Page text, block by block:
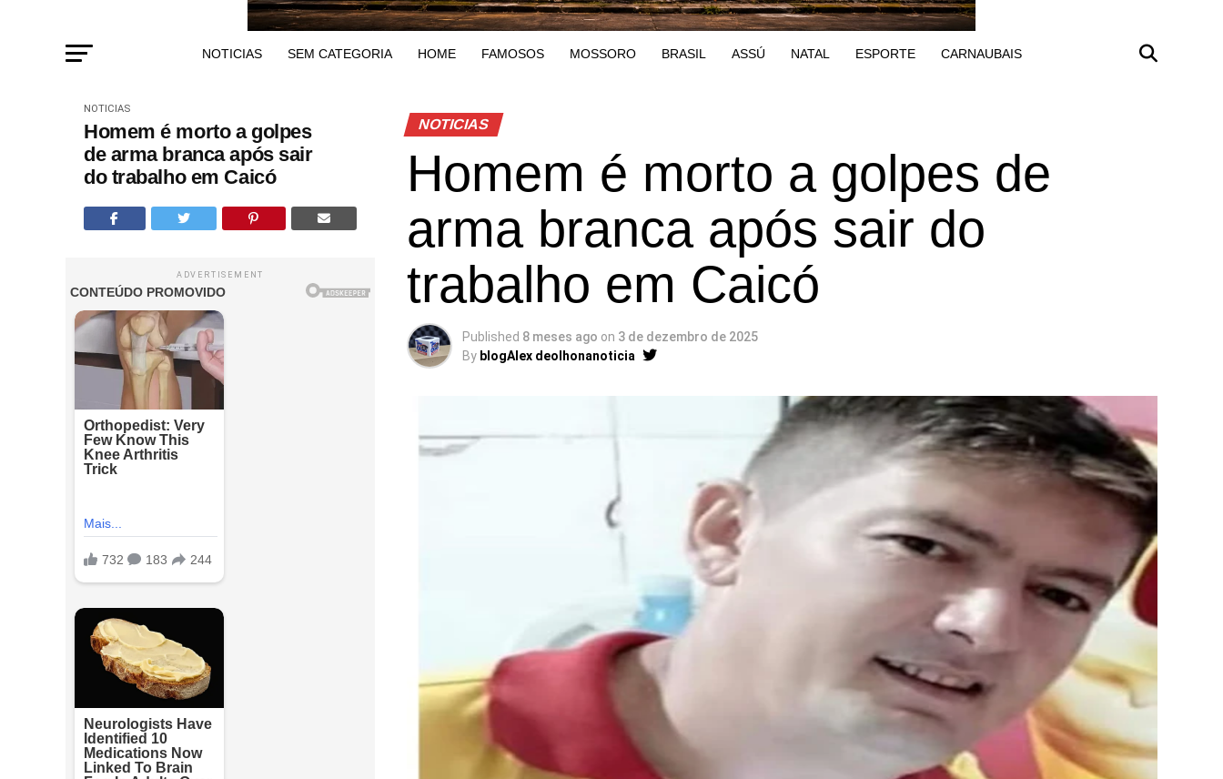
NOTICIAS SEM CATEGORIA HOME FAMOSOS MOSSORO BRASIL ASSÚ NATAL ESPORTE CARNAUBAIS
NOTICIAS
Homem é morto a golpes
de arma branca após sair
do trabalho em Caicó
ADVERTISEMENT
NOTICIAS
Homem é morto a golpes de
arma branca após sair do
trabalho em Caicó
Published 8 meses ago on 3 de dezembro de 2025
By blogAlex deolhonanoticia